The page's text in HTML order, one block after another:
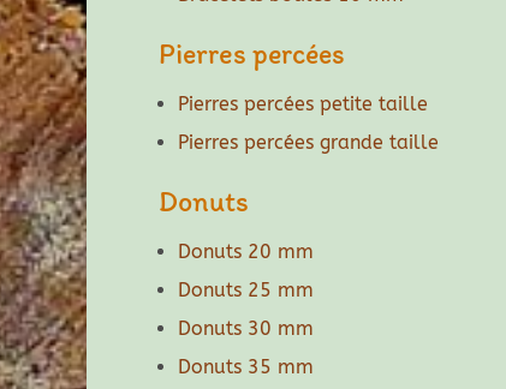
Pierres percées
Pierres percées petite taille
Pierres percées grande taille
Donuts
Donuts 20 mm
Donuts 25 mm
Donuts 30 mm
Donuts 35 mm